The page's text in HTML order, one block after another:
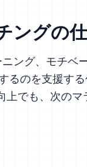
ングの
ング、モチベ
るのを支援す
でも、次のマ